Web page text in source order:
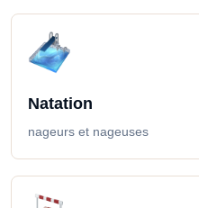
Natation
nageurs et nageuses